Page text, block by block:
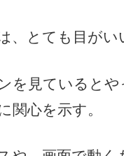
、とても目がい
を見ているとや
関心を示す。